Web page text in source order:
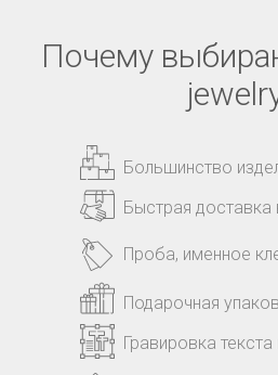
Почему
Большинство
Быстрая
Подарочная
Гравировка текста
Проба, именное